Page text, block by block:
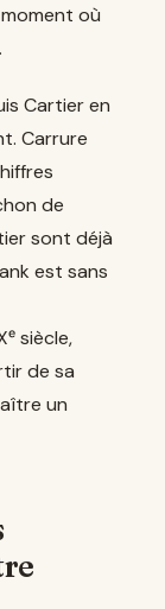
où
Cartier en
Carrure
de
sont déjà
est sans
siècle,
de sa
un